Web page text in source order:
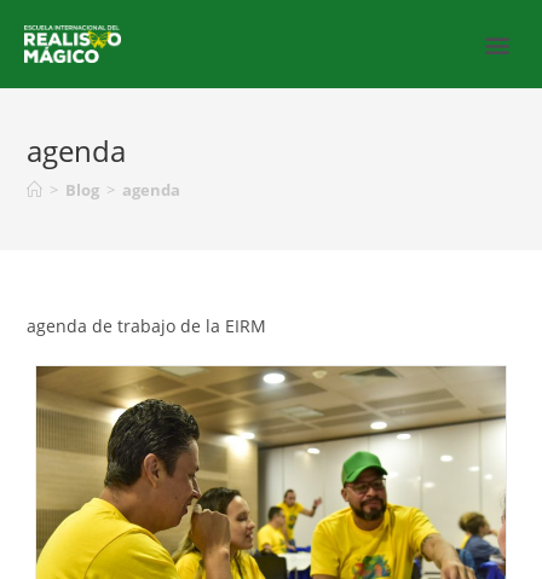
agenda
> Blog > agenda
agenda de trabajo de la EIRM